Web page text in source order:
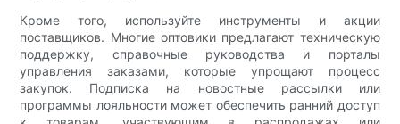
Кроме того, используйте инструменты и акции
поставщиков. Многие оптовики предлагают техническую
поддержку, справочные руководства и порталы
управления заказами, которые упрощают процесс
закупок. Подписка на новостные рассылки или
программы лояльности может обеспечить ранний доступ